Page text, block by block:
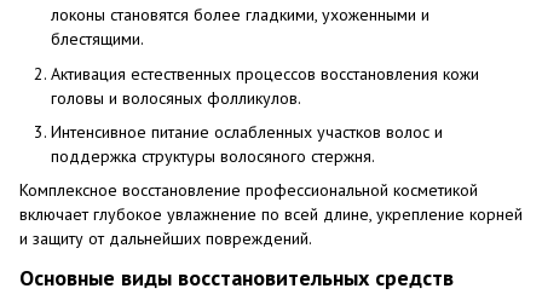
локоны становятся более гладкими, ухоженными и
блестящими.
Активация естественных процессов восстановления кожи
головы и волосяных фолликулов.
Интенсивное питание ослабленных участков волос и
поддержка структуры волосяного стержня.
Комплексное восстановление профессиональной косметикой
включает глубокое увлажнение по всей длине, укрепление корней
и защиту от дальнейших повреждений.
Основные виды восстановительных средств